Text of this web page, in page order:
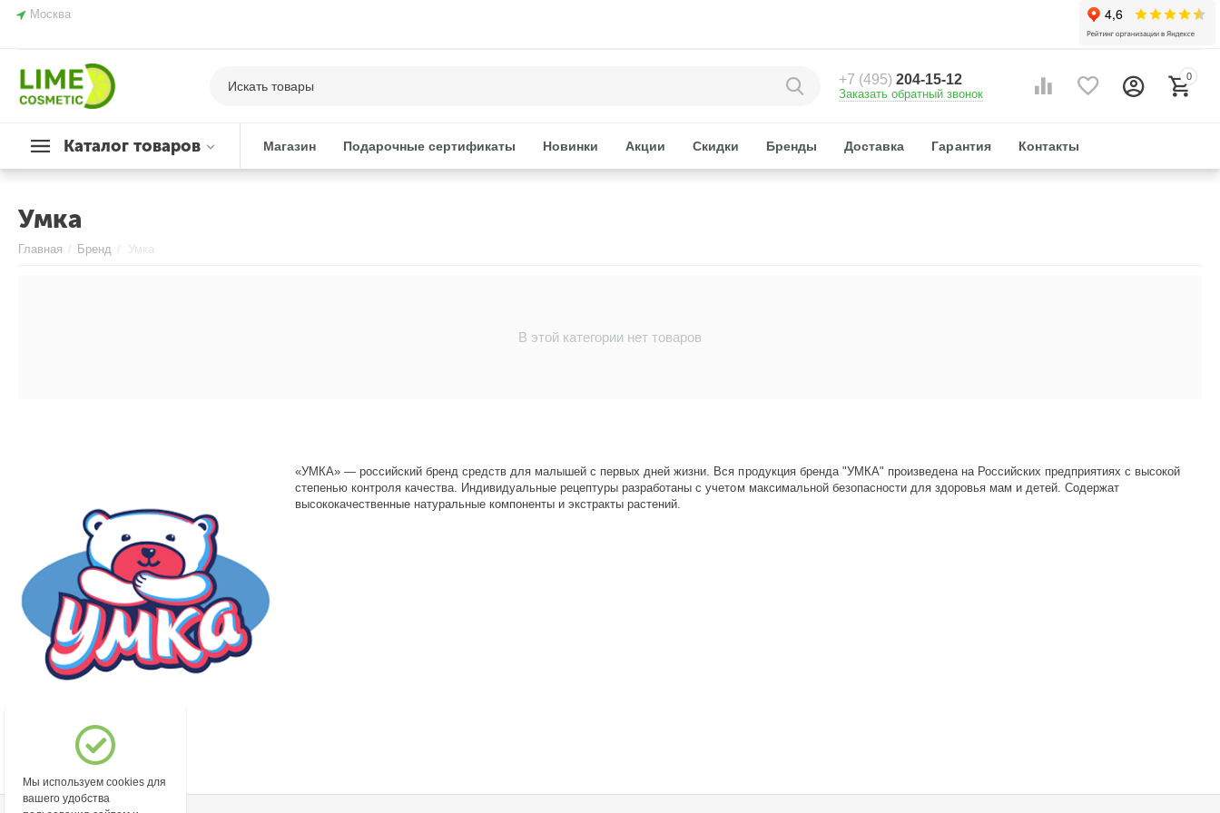
Москва
+7 (495)204-15-12
Заказать обратный звонок
0
Каталог товаров Магазин Подарочные сертификаты Новинки Акции Скидки Бренды Доставка Гарантия Контакты
Умка
Главная / Бренд / Умка
«УМКА» — российский бренд средств для малышей с первых дней жизни. Вся продукция бренда "УМКА" произведена на Российских предприятиях с высокой
степенью контроля качества. Индивидуальные рецептуры разработаны с учетом максимальной безопасности для здоровья мам и детей. Содержат
высококачественные натуральные компоненты и экстракты растений.
В этой категории нет товаров
Мы используем cookies для
вашего удобства